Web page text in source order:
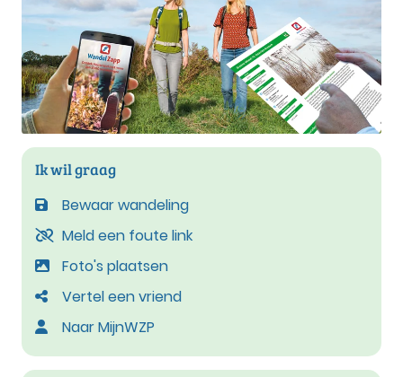
Ik wil graag
Bewaar wandeling
Meld een foute link
Foto's plaatsen
Vertel een vriend
Naar MijnWZP